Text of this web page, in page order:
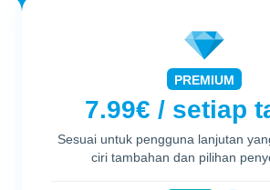
PREMIUM
7.99€ / setiap
Sesuai untuk pengguna lanjutan
ciri tambahan dan pilihan